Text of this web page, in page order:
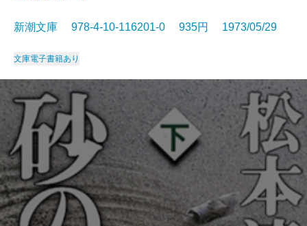
新潮文庫 978-4-10-116201-0 935円 1973/05/29
文庫電子書籍あり